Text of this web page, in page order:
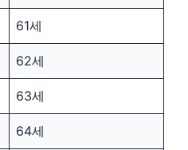
61세
62세
63세
64세